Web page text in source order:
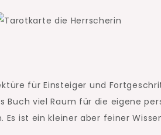
für Einsteiger und
viel Raum für die eigene
ist ein kleiner aber feiner